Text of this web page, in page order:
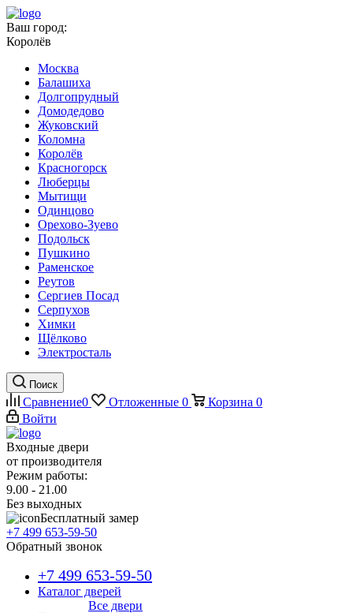
Ваш город:
Королёв
Москва
Балашиха
Долгопрудный
Домодедово
Жуковский
Коломна
Королёв
Красногорск
Люберцы
Мытищи
Одинцово
Орехово-Зуево
Подольск
Пушкино
Раменское
Реутов
Сергиев Посад
Серпухов
Химки
Щёлково
Электросталь
Поиск
Сравнение0 Отложенные 0 Корзина 0
Войти
Входные двери
от производителя
Режим работы:
9.00 - 21.00
Без выходных
Бесплатный замер
+7 499 653-59-50
Обратный звонок
+7 499 653-59-50
Каталог дверей
Все двери